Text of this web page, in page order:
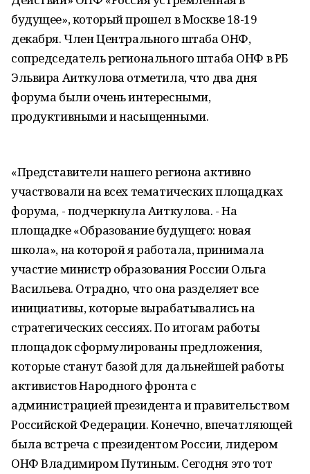
будущее», который прошел в Москве 18-19
декабря. Член Центрального штаба ОНФ,
сопредседатель регионального штаба ОНФ в РБ
Эльвира Аиткулова отметила, что два дня
форума были очень интересными,
продуктивными и насыщенными.
«Представители нашего региона активно
участвовали на всех тематических площадках
форума, - подчеркнула Аиткулова. - На
площадке «Образование будущего: новая
школа», на которой я работала, принимала
участие министр образования России Ольга
Васильева. Отрадно, что она разделяет все
инициативы, которые вырабатывались на
стратегических сессиях. По итогам работы
площадок сформулированы предложения,
которые станут базой для дальнейшей работы
активистов Народного фронта с
администрацией президента и правительством
Российской Федерации. Конечно, впечатляющей
была встреча с президентом России, лидером
ОНФ Владимиром Путиным. Сегодня это тот